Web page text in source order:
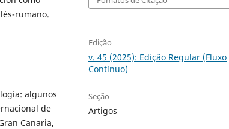
rumano.
algunos
de
Canaria,
Edição
v. 45 (2025): Edição Regular (Fluxo
Contínuo)
Seção
Artigos